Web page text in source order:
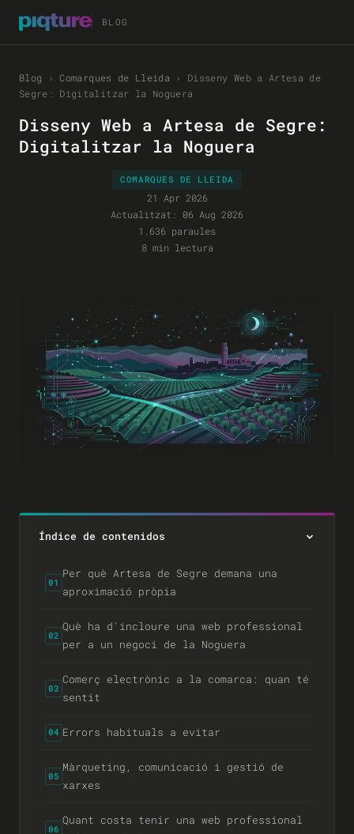
BLOG
Blog ›Comarques de Lleida › Disseny Web a Artesa de
Segre: Digitalitzar la Noguera
Disseny Web a Artesa de Segre:
Digitalitzar la Noguera
COMARQUES DE LLEIDA
21 Apr 2026
Actualitzat: 06 Aug 2026
1.636 paraules
8 min lectura
Índice de contenidos
01
Per què Artesa de Segre demana una
aproximació pròpia
02
Què ha d'incloure una web professional
per a un negoci de la Noguera
03
Comerç electrònic a la comarca: quan té
sentit
04 Errors habituals a evitar
05
Màrqueting, comunicació i gestió de
xarxes
06
Quant costa tenir una web professional